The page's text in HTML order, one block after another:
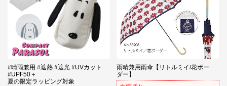
#晴雨兼用 #遮熱 #遮光 #UVカット
#UPF50＋
夏の限定ラッピング対象
雨晴兼用雨傘【リトルミイ/花ボー
ダー】